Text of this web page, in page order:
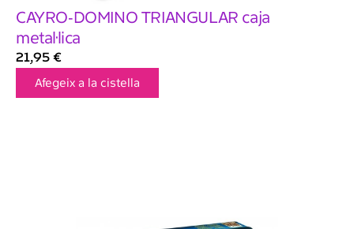
CAYRO-DOMINO TRIANGULAR caja
metal·lica
21,95 €
Afegeix a la cistella